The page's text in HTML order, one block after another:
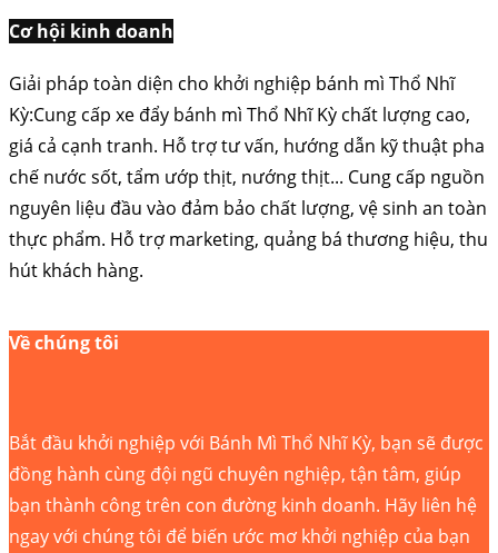
Cơ hội kinh doanh
Giải pháp toàn diện cho khởi nghiệp bánh mì Thổ Nhĩ
Kỳ:Cung cấp xe đẩy bánh mì Thổ Nhĩ Kỳ chất lượng cao,
giá cả cạnh tranh. Hỗ trợ tư vấn, hướng dẫn kỹ thuật pha
chế nước sốt, tẩm ướp thịt, nướng thịt... Cung cấp nguồn
nguyên liệu đầu vào đảm bảo chất lượng, vệ sinh an toàn
thực phẩm. Hỗ trợ marketing, quảng bá thương hiệu, thu
hút khách hàng.
Về chúng tôi
Bắt đầu khởi nghiệp với Bánh Mì Thổ Nhĩ Kỳ, bạn sẽ được
đồng hành cùng đội ngũ chuyên nghiệp, tận tâm, giúp
bạn thành công trên con đường kinh doanh. Hãy liên hệ
ngay với chúng tôi để biến ước mơ khởi nghiệp của bạn